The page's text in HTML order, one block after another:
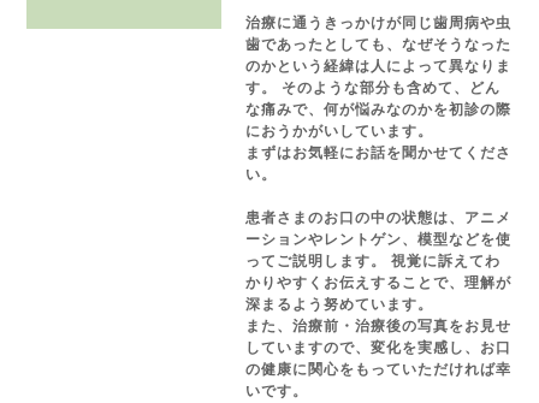
治療に通うきっかけが同じ歯周病や虫
歯であったとしても、なぜそうなった
のかという経緯は人によって異なりま
す。 そのような部分も含めて、どん
な痛みで、何が悩みなのかを初診の際
におうかがいしています。
まずはお気軽にお話を聞かせてくださ
い。
患者さまのお口の中の状態は、アニメ
ーションやレントゲン、模型などを使
ってご説明します。 視覚に訴えてわ
かりやすくお伝えすることで、理解が
深まるよう努めています。
また、治療前・治療後の写真をお見せ
していますので、変化を実感し、お口
の健康に関心をもっていただければ幸
いです。